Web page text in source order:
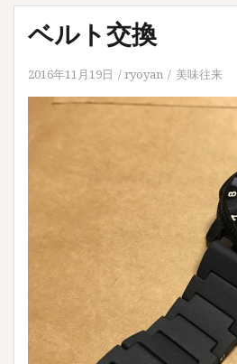
ベルト交換
2016年11月19日 ryoyan 美味往来